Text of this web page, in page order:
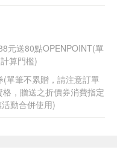
元送80點OPENPOINT(單
算門檻)
單筆不累贈，請注意訂單
，贈送之折價券消費指定
動合併使用)